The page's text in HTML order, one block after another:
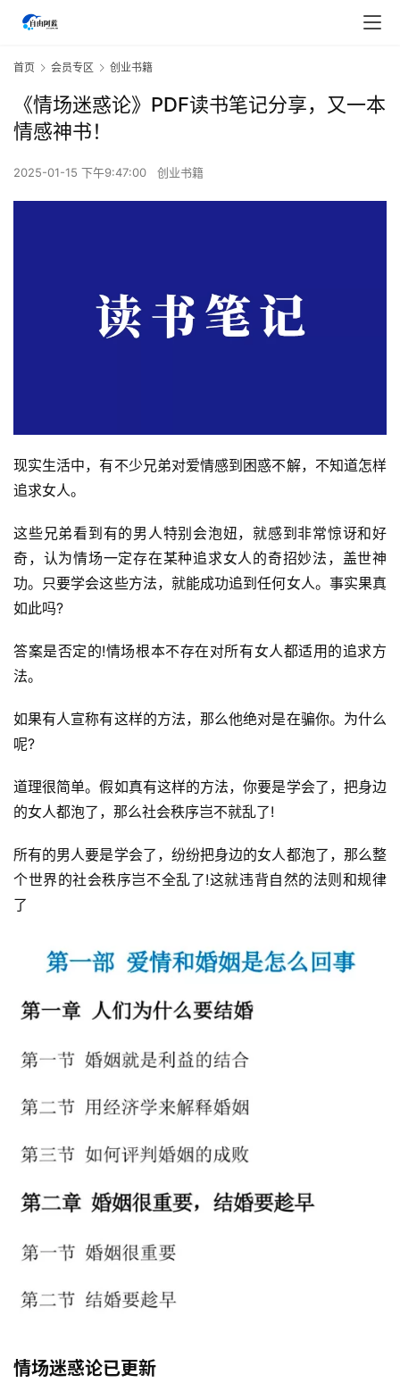
页
行
快
讯
开
案
指
首页 会员专区 创业书籍
《情场迷惑论》PDF读书笔记分享，又一本
情感神书！
2025-01-15 下午9:47:00 创业书籍
现实生活中，有不少兄弟对爱情感到困惑不解，不知道怎样
追求女人。
这些兄弟看到有的男人特别会泡妞，就感到非常惊讶和好
奇，认为情场一定存在某种追求女人的奇招妙法，盖世神
功。只要学会这些方法，就能成功追到任何女人。事实果真
如此吗?
答案是否定的!情场根本不存在对所有女人都适用的追求方
法。
如果有人宣称有这样的方法，那么他绝对是在骗你。为什么
呢?
道理很简单。假如真有这样的方法，你要是学会了，把身边
的女人都泡了，那么社会秩序岂不就乱了!
所有的男人要是学会了，纷纷把身边的女人都泡了，那么整
个世界的社会秩序岂不全乱了!这就违背自然的法则和规律
了
情场迷惑论已更新